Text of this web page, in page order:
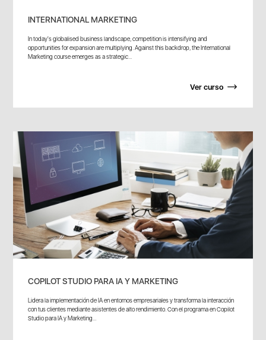
INTERNATIONAL MARKETING
In today's globalised business landscape, competition is intensifying and
opportunities for expansion are multiplying. Against this backdrop, the International
Marketing course emerges as a strategic...
Ver curso
COPILOT STUDIO PARA IA Y MARKETING
Lidera la implementación de IA en entornos empresariales y transforma la interacción
con tus clientes mediante asistentes de alto rendimiento. Con el programa en Copilot
Studio para IA y Marketing...